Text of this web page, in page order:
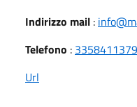
Indirizzo mail :
Telefono : 3358411379
Url